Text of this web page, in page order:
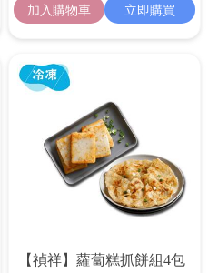
加入購物車 立即購買
【禎祥】蘿蔔糕抓餅組4包